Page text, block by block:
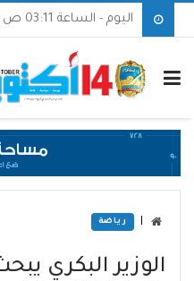
اليوم - الساعة 03:11 ص بتوقيت مدينة عدن
رياضة
الوزير البكري